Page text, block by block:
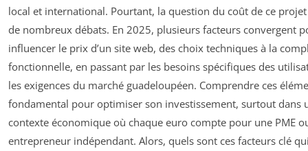
local et international. Pourtant, la question du coût de ce
de nombreux débats. En 2025, plusieurs facteurs convergent
influencer le prix d’un site web, des choix techniques à la
fonctionnelle, en passant par les besoins spécifiques des
les exigences du marché guadeloupéen. Comprendre ces
fondamental pour optimiser son investissement, surtout dans
contexte économique où chaque euro compte pour une PME
entrepreneur indépendant. Alors, quels sont ces facteurs clé